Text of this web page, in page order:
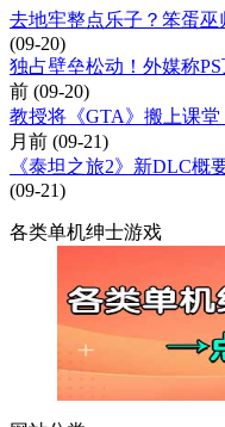
去地牢整点乐子？笨蛋巫
(09-20)
独占壁垒松动！外媒称
前 (09-20)
教授将《GTA》搬上课
月前 (09-21)
《泰坦之旅2》新DLC概
(09-21)
各类单机绅士游戏